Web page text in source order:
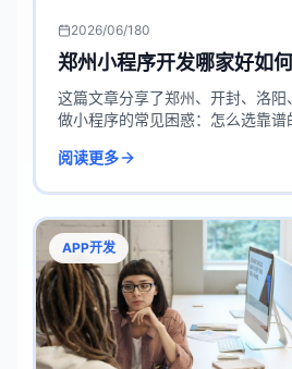
2026/06/180
郑州小程序开发哪家好如
这篇文章分享了郑州、开封、洛阳
做小程序的常见困惑：怎么选靠谱
不能解决实际问题，还结合一物一
阅读更多
APP开发